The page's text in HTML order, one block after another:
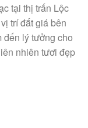
tại thị trấn Lộc
trí đắt giá bên
đến lý tưởng cho
nhiên tươi đẹp